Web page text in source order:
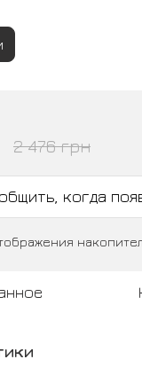
2 476 грн
когда